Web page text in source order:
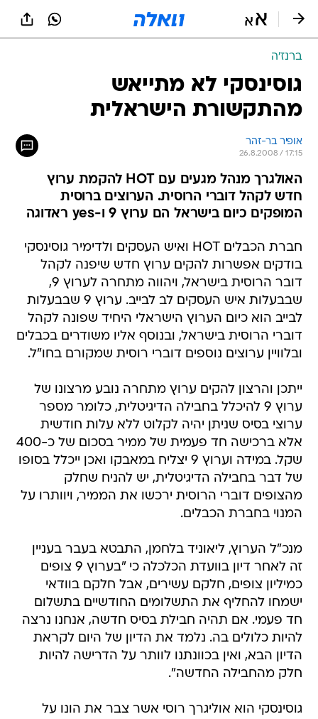
ברנז'ה
גוסינסקי לא מתייאש
מהתקשורת הישראלית
אופיר בר-זהר
26.8.2008 / 17:15
האולגרך מנהל מגעים עם HOT להקמת ערוץ
חדש לקהל דוברי הרוסית. הערוצים ברוסית
המופקים כיום בישראל הם ערוץ 9 ו-yes ראדוגה
חברת הכבלים HOT ואיש העסקים ולדימיר גוסינסקי
בודקים אפשרות להקים ערוץ חדש שיפנה לקהל
דובר הרוסית בישראל, ויהווה מתחרה לערוץ 9,
שבבעלות איש העסקים לב לבייב. ערוץ 9 שבבעלות
לבייב הוא כיום הערוץ הישראלי היחיד שפונה לקהל
דוברי הרוסית בישראל, ובנוסף אליו משודרים בכבלים
ובלוויין ערוצים נוספים דוברי רוסית שמקורם בחו"ל.
ייתכן והרצון להקים ערוץ מתחרה נובע מרצונו של
ערוץ 9 להיכלל בחבילה הדיגיטלית, כלומר מספר
ערוצי בסיס שניתן יהיה לקלוט ללא עלות חודשית
אלא ברכישה חד פעמית של ממיר בסכום של כ-400
שקל. במידה וערוץ 9 יצליח במאבקו ואכן ייכלל בסופו
של דבר בחבילה הדיגיטלית, יש להניח שחלק
מהצופים דוברי הרוסית ירכשו את הממיר, ויוותרו על
המנוי בחברת הכבלים.
מנכ"ל הערוץ, ליאוניד בלחמן, התבטא בעבר בעניין
זה לאחר דיון בוועדת הכלכלה כי "בערוץ 9 צופים
כמיליון צופים, חלקם עשירים, אבל חלקם בוודאי
ישמחו להחליף את התשלומים החודשיים בתשלום
חד פעמי. אם תהיה חבילת בסיס חדשה, אנחנו נרצה
להיות כלולים בה. נלמד את הדיון של היום לקראת
הדיון הבא, ואין בכוונתנו לוותר על הדרישה להיות
חלק מהחבילה החדשה".
גוסינסקי הוא אוליגרך רוסי אשר צבר את הונו על